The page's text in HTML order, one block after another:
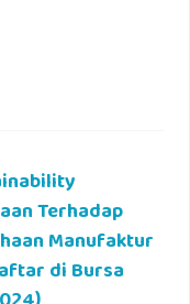
Terhadap
Manufaktur
di Bursa